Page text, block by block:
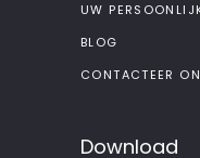
UW
BLOG
CONTACTEER
Download